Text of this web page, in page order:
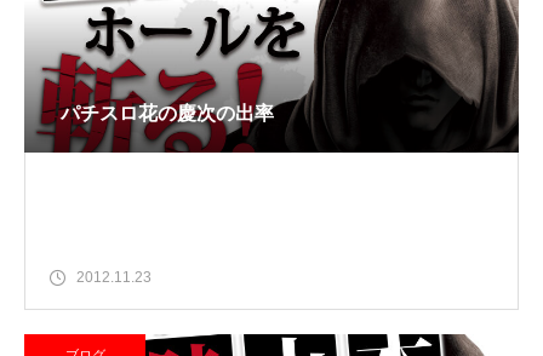
パチスロ花の慶次の出率
2012.11.23